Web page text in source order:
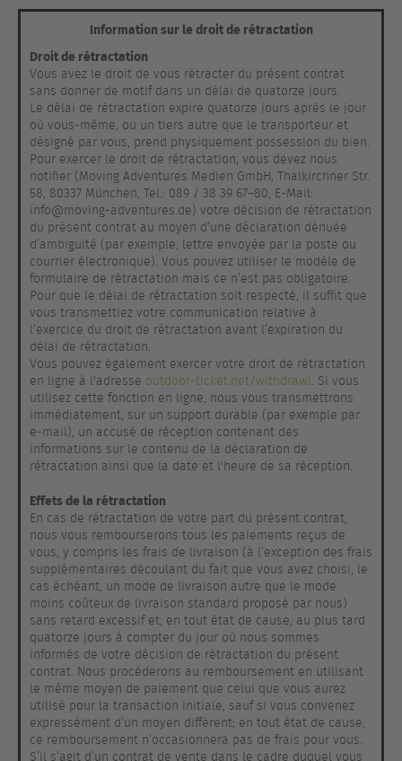
Information sur le droit de rétractation
Droit de rétractation
Vous avez le droit de vous rétracter du présent contrat
sans donner de motif dans un délai de quatorze jours.
Le délai de rétractation expire quatorze jours après le jour
où vous-même, ou un tiers autre que le transporteur et
désigné par vous, prend physiquement possession du bien.
Pour exercer le droit de rétractation, vous devez nous
notifier (Moving Adventures Medien GmbH, Thalkirchner Str.
58, 80337 München, Tel.: 089 / 38 39 67–80, E-Mail:
info@moving-adventures.de) votre décision de rétractation
du présent contrat au moyen d’une déclaration dénuée
d’ambiguïté (par exemple, lettre envoyée par la poste ou
courrier électronique). Vous pouvez utiliser le modèle de
formulaire de rétractation mais ce n’est pas obligatoire.
Pour que le délai de rétractation soit respecté, il suffit que
vous transmettiez votre communication relative à
l’exercice du droit de rétractation avant l’expiration du
délai de rétractation.
Vous pouvez également exercer votre droit de rétractation
en ligne à l'adresse outdoor-ticket.net/withdrawl. Si vous
utilisez cette fonction en ligne, nous vous transmettrons
immédiatement, sur un support durable (par exemple par
e-mail), un accusé de réception contenant des
informations sur le contenu de la déclaration de
rétractation ainsi que la date et l'heure de sa réception.
Effets de la rétractation
En cas de rétractation de votre part du présent contrat,
nous vous rembourserons tous les paiements reçus de
vous, y compris les frais de livraison (à l’exception des frais
supplémentaires découlant du fait que vous avez choisi, le
cas échéant, un mode de livraison autre que le mode
moins coûteux de livraison standard proposé par nous)
sans retard excessif et, en tout état de cause, au plus tard
quatorze jours à compter du jour où nous sommes
informés de votre décision de rétractation du présent
contrat. Nous procéderons au remboursement en utilisant
le même moyen de paiement que celui que vous aurez
utilisé pour la transaction initiale, sauf si vous convenez
expressément d’un moyen différent; en tout état de cause,
ce remboursement n’occasionnera pas de frais pour vous.
S’il s’agit d’un contrat de vente dans le cadre duquel vous